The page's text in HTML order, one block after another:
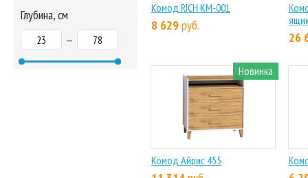
Комод RICH КМ-001
8 629руб.
26
Новинка
Комод Айрис 455
Глубина, см
—